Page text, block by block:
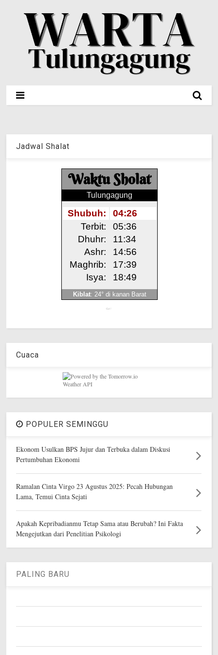
Jadwal Shalat
Get!
Cuaca
POPULER SEMINGGU
Ekonom Usulkan BPS Jujur dan Terbuka dalam Diskusi
Pertumbuhan Ekonomi
Ramalan Cinta Virgo 23 Agustus 2025: Pecah Hubungan
Lama, Temui Cinta Sejati
Apakah Kepribadianmu Tetap Sama atau Berubah? Ini Fakta
Mengejutkan dari Penelitian Psikologi
PALING BARU